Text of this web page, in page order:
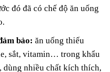
đó đã có chế độ ăn uống
bảo: ăn uống thiếu
sắt, vitamin… trong khẩu
dùng nhiều chất kích thích,